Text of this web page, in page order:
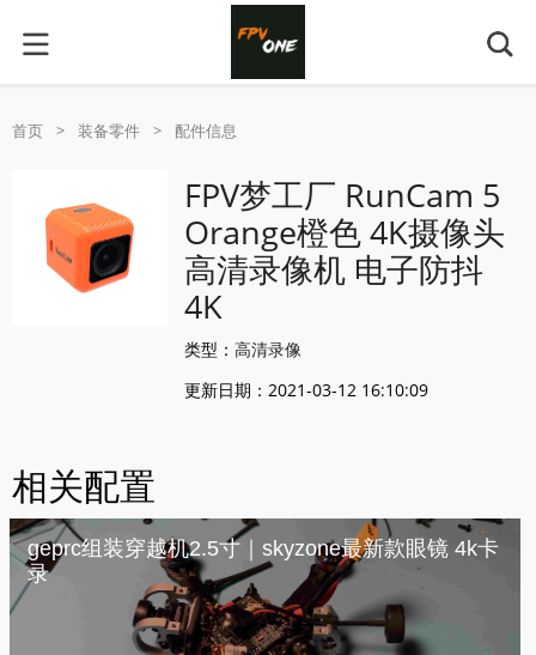
首页 > 装备零件 > 配件信息
FPV梦工厂 RunCam 5
Orange橙色 4K摄像头
高清录像机 电子防抖
4K
类型：高清录像
更新日期：2021-03-12 16:10:09
相关配置
geprc组装穿越机2.5寸｜skyzone最新款眼镜 4k卡
录